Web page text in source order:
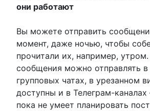
они работают
Вы можете отправить
момент, даже ночью, чтобы
прочитали их, например,
сообщения можно отправлять
групповых чатах, в урезанном
доступны и в Телеграм-
пока не умеет планировать